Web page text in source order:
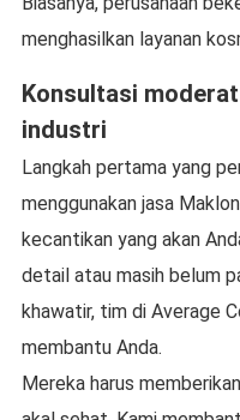
menghasilkan layanan
Konsultasi
industri
Langkah pertama yang
menggunakan jasa
kecantikan yang akan
detail atau masih belum
khawatir, tim di Average
membantu Anda.
Mereka harus